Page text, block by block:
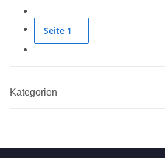
Seite 1
Kategorien